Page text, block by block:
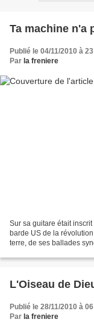
Ta machine n'a
Publié le 04/11/2010 à
Par la freniere
Sur sa guitare était
barde US de la
terre, de ses ballades
L'Oiseau de
Publié le 28/11/2010 à
Par la freniere